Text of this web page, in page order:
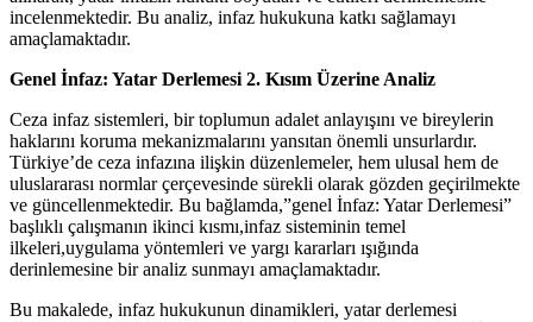
incelenmektedir. Bu analiz, infaz hukukuna katkı sağlamayı
amaçlamaktadır.
Genel İnfaz:⁣ Yatar Derlemesi 2. Kısım ⁣Üzerine Analiz
Ceza infaz sistemleri, bir toplumun adalet anlayışını ve ‌bireylerin
haklarını ⁤koruma mekanizmalarını yansıtan önemli unsurlardır.
Türkiye’de ceza ​infazına ‍ilişkin düzenlemeler, hem ulusal hem de
uluslararası normlar çerçevesinde sürekli olarak gözden geçirilmekte
ve güncellenmektedir. Bu bağlamda,”genel İnfaz: Yatar Derlemesi”
başlıklı çalışmanın ikinci kısmı,infaz sisteminin temel
ilkeleri,uygulama yöntemleri ve yargı kararları ışığında
derinlemesine ⁢bir ‌analiz sunmayı amaçlamaktadır.
Bu makalede, infaz hukukunun dinamikleri, yatar derlemesi